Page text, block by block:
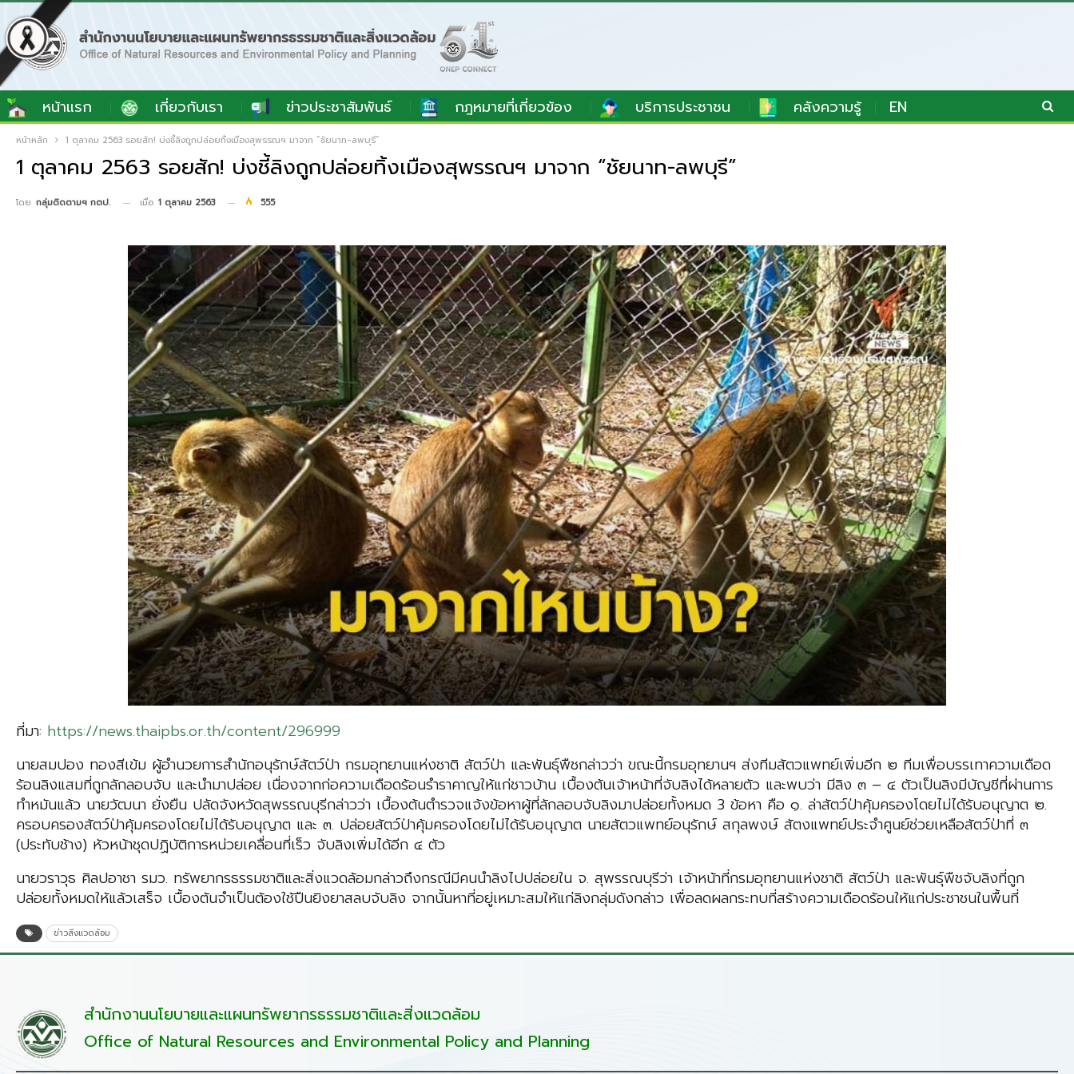
หน้าแรก เกี่ยวกับเรา ข่าวประชาสัมพันธ์ กฎหมายที่เกี่ยวข้อง บริการประชาชน คลังความรู้ EN
หน้าหลัก 1 ตุลาคม 2563 รอยสัก! บ่งชี้ลิงถูกปล่อยทิ้งเมืองสุพรรณฯ มาจาก “ชัยนาท-ลพบุรี”
1 ตุลาคม 2563 รอยสัก! บ่งชี้ลิงถูกปล่อยทิ้งเมืองสุพรรณฯ มาจาก “ชัยนาท-ลพบุรี”
โดย กลุ่มติดตามฯ กตป. เมื่อ 1 ตุลาคม 2563 555
ที่มา: https://news.thaipbs.or.th/content/296999
นายสมปอง ทองสีเข้ม ผู้อำนวยการสำนักอนุรักษ์สัตว์ป่า กรมอุทยานแห่งชาติ สัตว์ป่า และพันธุ์พืชกล่าวว่า ขณะนี้กรมอุทยานฯ ส่งทีมสัตวแพทย์เพิ่มอีก ๒ ทีมเพื่อบรรเทาความเดือด
ร้อนลิงแสมที่ถูกลักลอบจับ และนำมาปล่อย เนื่องจากก่อความเดือดร้อนรำราคาญให้แก่ชาวบ้าน เบื้องต้นเจ้าหน้าที่จับลิงได้หลายตัว และพบว่า มีลิง ๓ – ๔ ตัวเป็นลิงมีบัญชีที่ผ่านการ
ทำหมันแล้ว นายวัฒนา ยั่งยืน ปลัดจังหวัดสุพรรณบุรีกล่าวว่า เบื้องต้นตำรวจแจ้งข้อหาผู้ที่ลักลอบจับลิงมาปล่อยทั้งหมด 3 ข้อหา คือ ๑. ล่าสัตว์ป่าคุ้มครองโดยไม่ได้รับอนุญาต ๒.
ครอบครองสัตว์ป่าคุ้มครองโดยไม่ได้รับอนุญาต และ ๓. ปล่อยสัตว์ป่าคุ้มครองโดยไม่ได้รับอนุญาต นายสัตวแพทย์อนุรักษ์ สกุลพงษ์ สัตงแพทย์ประจำศูนย์ช่วยเหลือสัตว์ป่าที่ ๓
(ประทับช้าง) หัวหน้าชุดปฏิบัติการหน่วยเคลื่อนที่เร็ว จับลิงเพิ่มได้อีก ๔ ตัว
นายวราวุธ ศิลปอาชา รมว. ทรัพยากรธรรมชาติและสิ่งแวดล้อมกล่าวถึงกรณีมีคนนำลิงไปปล่อยใน จ. สุพรรณบุรีว่า เจ้าหน้าที่กรมอุทยานแห่งชาติ สัตว์ป่า และพันธุ์พืชจับลิงที่ถูก
ปล่อยทั้งหมดให้แล้วเสร็จ เบื้องต้นจำเป็นต้องใช้ปืนยิงยาสลบจับลิง จากนั้นหาที่อยู่เหมาะสมให้แก่ลิงกลุ่มดังกล่าว เพื่อลดผลกระทบที่สร้างความเดือดร้อนให้แก่ประชาชนในพื้นที่
ข่าวสิ่งแวดล้อม
สำนักงานนโยบายและแผนทรัพยากรธรรมชาติและสิ่งแวดล้อม
Office of Natural Resources and Environmental Policy and Planning